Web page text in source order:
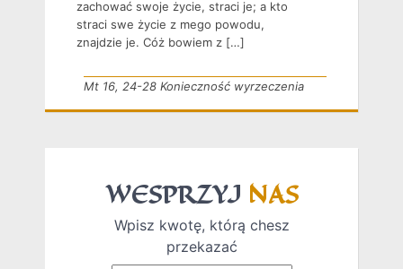
zachować swoje życie, straci je; a kto
straci swe życie z mego powodu,
znajdzie je. Cóż bowiem z […]
Mt 16, 24-28 Konieczność wyrzeczenia
WESPRZYJ NAS
Wpisz kwotę, którą chesz
przekazać